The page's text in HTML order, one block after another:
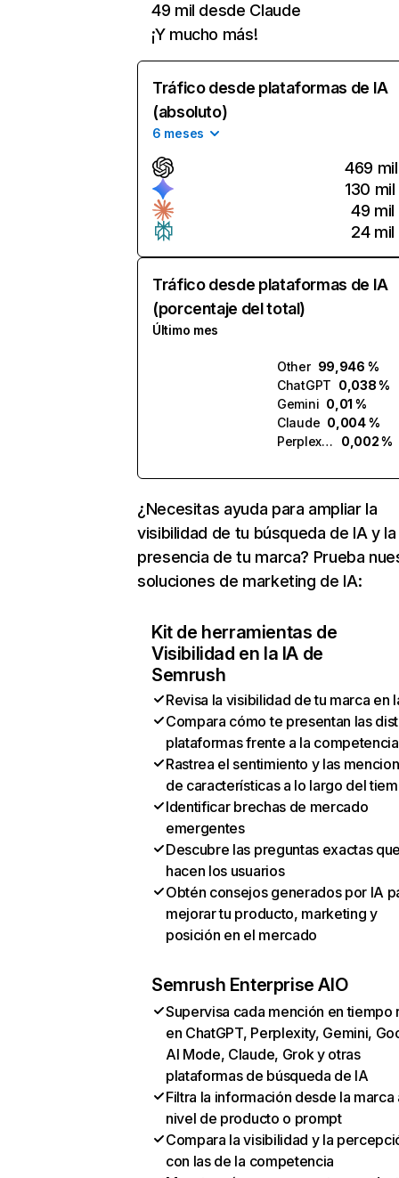
49 mil desde Claude
¡Y mucho más!
Tráfico desde plataformas de IA
(absoluto)
6 meses
469 mil
130 mil
49 mil
24 mil
Tráfico desde plataformas de IA
(porcentaje del total)
Último mes
Other 99,946 %
ChatGPT 0,038 %
Gemini 0,01 %
Claude 0,004 %
Perplexity
0,002 %
¿Necesitas ayuda para ampliar la
visibilidad de tu búsqueda de IA y la
presencia de tu marca? Prueba
soluciones de marketing de IA:
Kit de herramientas de
Visibilidad en la IA de
Semrush
Revisa la visibilidad de tu marca en
Compara cómo te presentan las
plataformas frente a la competencia
Rastrea el sentimiento y las
de características a lo largo del
Identificar brechas de mercado
emergentes
Descubre las preguntas exactas
hacen los usuarios
Obtén consejos generados por IA
mejorar tu producto, marketing y
posición en el mercado
Semrush Enterprise AIO
Supervisa cada mención en tiempo
en ChatGPT, Perplexity, Gemini,
AI Mode, Claude, Grok y otras
plataformas de búsqueda de IA
Filtra la información desde la marca
nivel de producto o prompt
Compara la visibilidad y la
con las de la competencia